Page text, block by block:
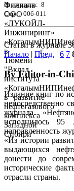
№ журнала: 8
Стр. : 006-011
Статьи в журнале
Начало | Пред. | 6 7
By Editor-in-
Издание книг по
непосредственно
журнала
исполнилось 95
направленность
«Из истории
выдающихся
донести до
исторические
отрасли страны.